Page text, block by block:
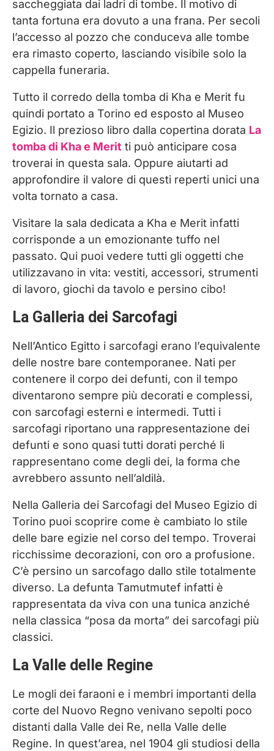
saccheggiata dai ladri di tombe. Il motivo di
tanta fortuna era dovuto a una frana. Per secoli
l’accesso al pozzo che conduceva alle tombe
era rimasto coperto, lasciando visibile solo la
cappella funeraria.
Tutto il corredo della tomba di Kha e Merit fu
quindi portato a Torino ed esposto al Museo
Egizio. Il prezioso libro dalla copertina dorata La
tomba di Kha e Merit ti può anticipare cosa
troverai in questa sala. Oppure aiutarti ad
approfondire il valore di questi reperti unici una
volta tornato a casa.
Visitare la sala dedicata a Kha e Merit infatti
corrisponde a un emozionante tuffo nel
passato. Qui puoi vedere tutti gli oggetti che
utilizzavano in vita: vestiti, accessori, strumenti
di lavoro, giochi da tavolo e persino cibo!
La Galleria dei Sarcofagi
Nell’Antico Egitto i sarcofagi erano l’equivalente
delle nostre bare contemporanee. Nati per
contenere il corpo dei defunti, con il tempo
diventarono sempre più decorati e complessi,
con sarcofagi esterni e intermedi. Tutti i
sarcofagi riportano una rappresentazione dei
defunti e sono quasi tutti dorati perché li
rappresentano come degli dei, la forma che
avrebbero assunto nell’aldilà.
Nella Galleria dei Sarcofagi del Museo Egizio di
Torino puoi scoprire come è cambiato lo stile
delle bare egizie nel corso del tempo. Troverai
ricchissime decorazioni, con oro a profusione.
C’è persino un sarcofago dallo stile totalmente
diverso. La defunta Tamutmutef infatti è
rappresentata da viva con una tunica anziché
nella classica “posa da morta” dei sarcofagi più
classici.
La Valle delle Regine
Le mogli dei faraoni e i membri importanti della
corte del Nuovo Regno venivano sepolti poco
distanti dalla Valle dei Re, nella Valle delle
Regine. In quest’area, nel 1904 gli studiosi della